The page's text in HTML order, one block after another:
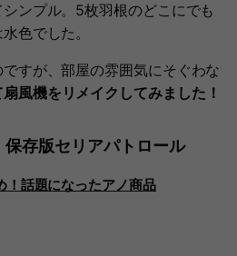
ンプル。5枚羽根のどこにでも
色でした。
すが、部屋の雰囲気にそぐわな
風機をリメイクしてみました！
存版セリアパトロール
！話題になったアノ商品